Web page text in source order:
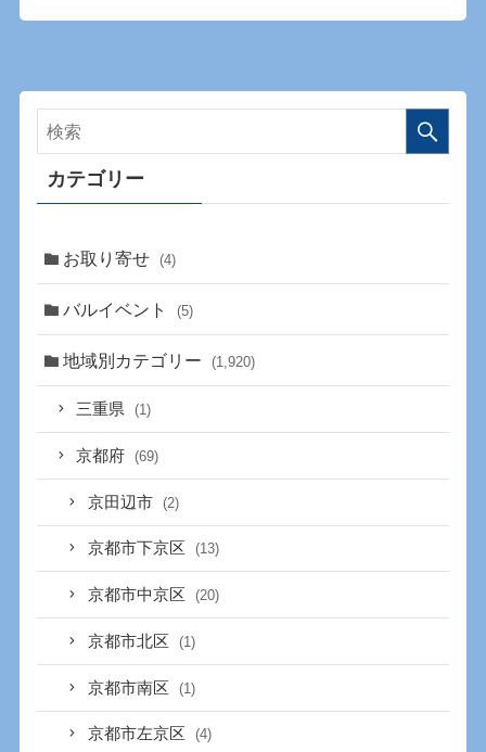
カテゴリー
お取り寄せ (4)
バルイベント (5)
地域別カテゴリー (1,920)
三重県 (1)
京都府 (69)
京田辺市 (2)
京都市下京区 (13)
京都市中京区 (20)
京都市北区 (1)
京都市南区 (1)
京都市左京区 (4)